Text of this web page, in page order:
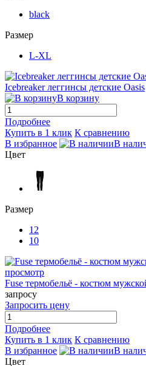
black
Размер
L-XL
Icebreaker леггинсы детские Oasis
В корзину
Подробнее
Купить в 1 клик К сравнению
В избранное
В
Цвет
Размер
12
10
просмотр
Fuse термобельё - костюм
запросу
Запросить цену
Подробнее
Купить в 1 клик К сравнению
В избранное
В
Цвет